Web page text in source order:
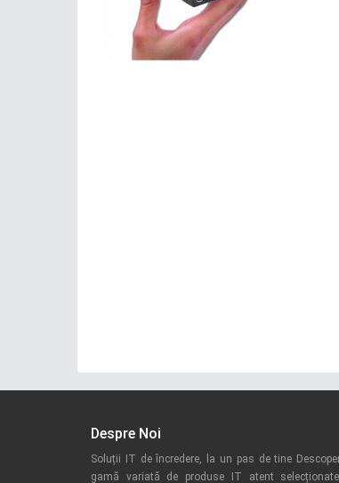
Despre Noi
Soluții IT de încredere, la un pas de tine
gamă variată de produse IT atent